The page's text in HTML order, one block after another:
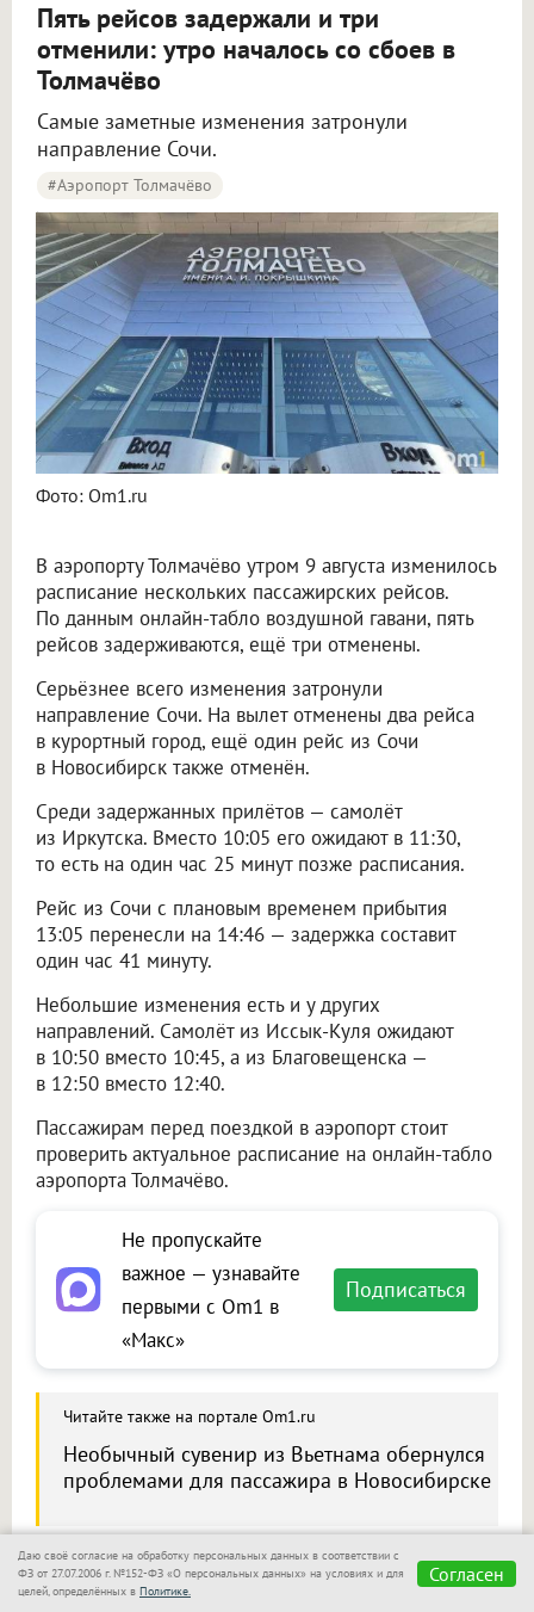
Пять рейсов задержали и три
отменили: утро началось со сбоев в
Толмачёво
Самые заметные изменения затронули
направление Сочи.
#Аэропорт Толмачёво
Фото: Om1.ru
В аэропорту Толмачёво утром 9 августа изменилось
расписание нескольких пассажирских рейсов.
По данным онлайн-табло воздушной гавани, пять
рейсов задерживаются, ещё три отменены.
Серьёзнее всего изменения затронули
направление Сочи. На вылет отменены два рейса
в курортный город, ещё один рейс из Сочи
в Новосибирск также отменён.
Среди задержанных прилётов — самолёт
из Иркутска. Вместо 10:05 его ожидают в 11:30,
то есть на один час 25 минут позже расписания.
Рейс из Сочи с плановым временем прибытия
13:05 перенесли на 14:46 — задержка составит
один час 41 минуту.
Небольшие изменения есть и у других
направлений. Самолёт из Иссык-Куля ожидают
в 10:50 вместо 10:45, а из Благовещенска —
в 12:50 вместо 12:40.
Пассажирам перед поездкой в аэропорт стоит
проверить актуальное расписание на онлайн-табло
аэропорта Толмачёво.
Не пропускайте
важное — узнавайте
первыми с Om1 в
«Макс»
Подписаться
Читайте также на портале Om1.ru
Необычный сувенир из Вьетнама обернулся
проблемами для пассажира в Новосибирске
Сообщить новость
Даю своё согласие на обработку персональных данных в соответствии с
ФЗ от 27.07.2006 г. №152-ФЗ «О персональных данных» на условиях и для
целей, определённых в Политике.
Согласен